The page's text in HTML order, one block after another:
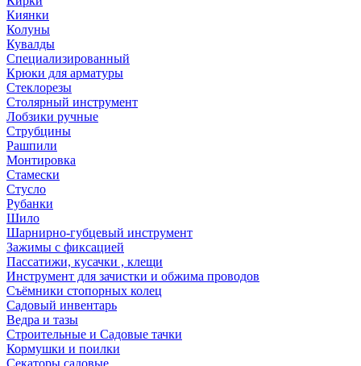
Киянки
Колуны
Кувалды
Специализированный
Крюки для арматуры
Стеклорезы
Столярный инструмент
Лобзики ручные
Струбцины
Рашпили
Монтировка
Стамески
Стусло
Рубанки
Шило
Шарнирно-губцевый инструмент
Зажимы с фиксацией
Пассатижи, кусачки , клещи
Инструмент для зачистки и обжима проводов
Съёмники стопорных колец
Садовый инвентарь
Ведра и тазы
Строительные и Садовые тачки
Кормушки и поилки
Секаторы садовые